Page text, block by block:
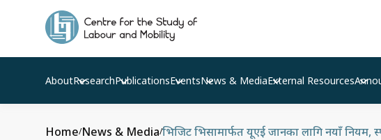
AboutResearchPublicationsEventsNews & MediaExternal Resources
Home/News & Media/भिजिट भिसामार्फत यूएई जानका लागि नयाँ नियम,